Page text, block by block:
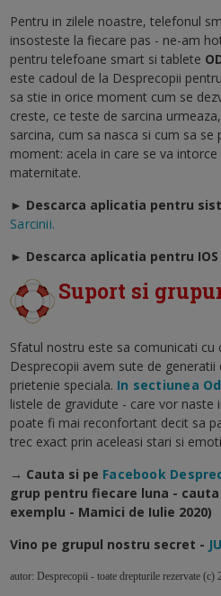
Pentru in zilele noastre, telefonul
insosteste la fiecare pas - ne-am
pentru telefoane smart si tablete
este cadoul de la Desprecopii
sa stie in orice moment cum se
creste, ce teste de sarcina
sarcina, cum sa nasca si cum sa
moment: acela in care se va intorce
maternitate.
► Descarca aplicatia pentru
Sarcinii.
► Descarca aplicatia pentru IOS
Suport si
Sfatul nostru este sa comunicati cu
Desprecopii avem sute de
prietenie speciala. In sectiunea
listele de gravidute - care vor naste
poate fi mai reconfortant decit sa
trec exact prin aceleasi stari si
→ Cauta si pe Facebook
grup pentru fiecare luna -
exemplu - Mamici de Iulie 2020)
Vino pe grupul nostru secret -
autor: Desprecopii - toate drepturile rezervate (c)